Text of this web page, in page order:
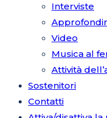
Interviste
Video
Musica al
Attività
Sostenitori
Contatti